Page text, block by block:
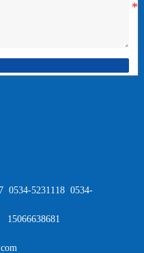
0534-5231118 0534-
15066638681